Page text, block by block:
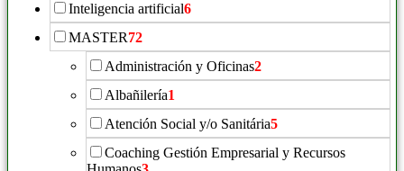
Inteligencia artificial6
MASTER72
Administración y Oficinas2
Albañilería1
Atención Social y/o Sanitária5
Coaching Gestión Empresarial y Recursos